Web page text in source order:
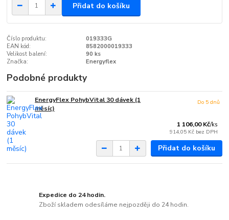
Přidat do košíku
Číslo produktu:
019333G
EAN kód:
8582000019333
Velikost balení:
90 ks
Značka:
Energyflex
Podobné produkty
EnergyFlex PohybVital 30 dávek (1
měsíc)
1 106,00 Kč/ks
914,05 Kč bez DPH
Do 5 dnů
Přidat do košíku
Expedice do 24 hodin.
Zboží skladem odesíláme nejpozději do 24 hodin.